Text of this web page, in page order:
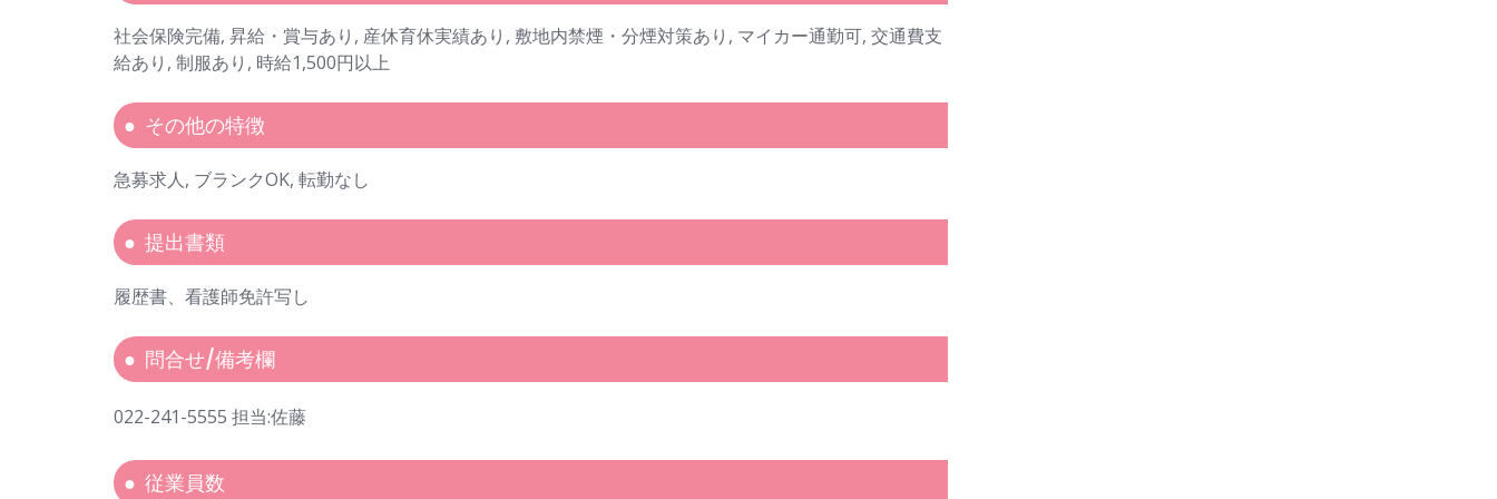
社会保険完備, 昇給・賞与あり, 産休育休実績あり, 敷地内禁煙・分煙対策あり, マイカー通勤可, 交通費支
給あり, 制服あり, 時給1,500円以上
その他の特徴
急募求人, ブランクOK, 転勤なし
提出書類
履歴書、看護師免許写し
問合せ/備考欄
022-241-5555 担当:佐藤
従業員数